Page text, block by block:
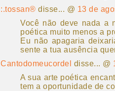
:.tossan® disse... @ 13 de
Você não deve nada a
poética muito menos a
Eu não apagaria
sente a tua ausência
Cantodomeucordel disse... @
A sua arte poética
tem a oportunidade de